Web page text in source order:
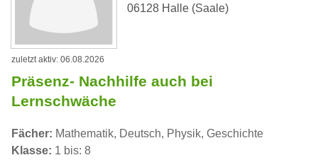
06128 Halle (Saale)
zuletzt aktiv: 06.08.2026
Präsenz- Nachhilfe auch bei
Lernschwäche
Fächer: Mathematik, Deutsch, Physik, Geschichte
Klasse: 1 bis: 8